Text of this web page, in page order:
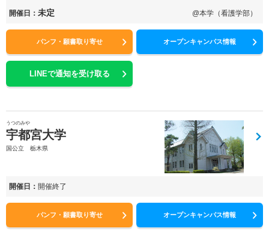
開催日： 未定 @本学（看護学部）
パンフ・願書取り寄せ オープンキャンパス情報
LINEで通知を受け取る
うつのみや
宇都宮大学
国公立 栃木県
開催日： 開催終了
パンフ・願書取り寄せ オープンキャンパス情報